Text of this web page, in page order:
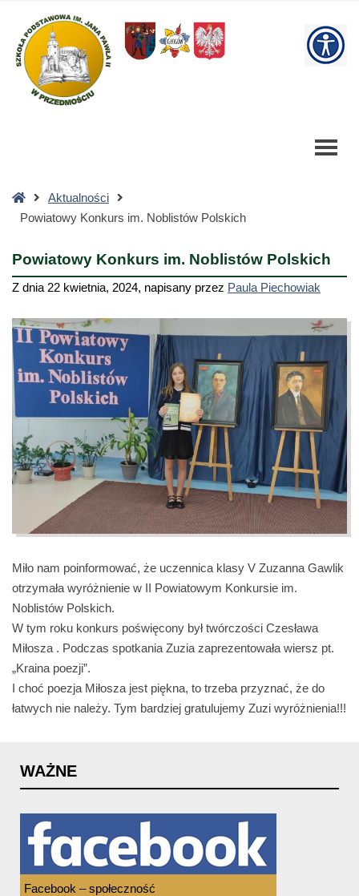
Konkurs
Noblistów
Polskich
Strona
główna
Aktualności
Powiatowy Konkurs im. Noblistów Polskich
Powiatowy Konkurs im. Noblistów Polskich
Z dnia 22 kwietnia, 2024, napisany przez Paula Piechowiak
Miło nam poinformować, że uczennica klasy V Zuzanna Gawlik
otrzymała wyróżnienie w II Powiatowym Konkursie im.
Noblistów Polskich.
W tym roku konkurs poświęcony był twórczości Czesława
Miłosza . Podczas spotkania Zuzia zaprezentowała wiersz pt.
„Kraina poezji”.
I choć poezja Miłosza jest piękna, to trzeba przyznać, że do
łatwych nie należy. Tym bardziej gratulujemy Zuzi wyróżnienia!!!
WAŻNE
Facebook – społeczność